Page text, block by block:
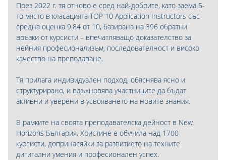
През 2022 г. тя отново е сред най-добрите, като заема 5-
то място в класацията TOP 10 Application Instructors със
средна оценка 9.84 от 10, базирана на 396 обратни
връзки от курсисти – впечатляващо доказателство за
нейния професионализъм, последователност и високо
качество на преподаване.
Тя прилага индивидуален подход, обяснява ясно и
структурирано, и вдъхновява участниците да бъдат
активни и уверени в усвояването на новите знания.
В рамките на своята преподавателска дейност в New
Horizons България, Христине е обучила над 1700
курсисти, допринасяйки за развитието на техните
дигитални умения и професионален успех.